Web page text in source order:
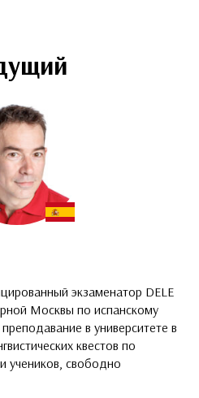
экзаменатор DELE
Москвы по испанскому
в университете в
квестов по
учеников, свободно